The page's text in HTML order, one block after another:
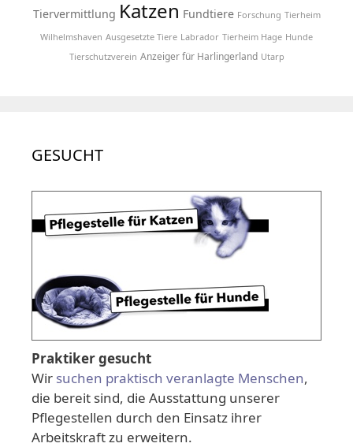
Tiervermittlung Katzen Fundtiere Forschung Tierheim
Wilhelmshaven Ausgesetzte Tiere Labrador Tierheim Hage Hunde
Tierschutzverein Anzeiger für Harlingerland Utarp
GESUCHT
Praktiker gesucht
Wir suchen praktisch veranlagte Menschen,
die bereit sind, die Ausstattung unserer
Pflegestellen durch den Einsatz ihrer
Arbeitskraft zu erweitern.